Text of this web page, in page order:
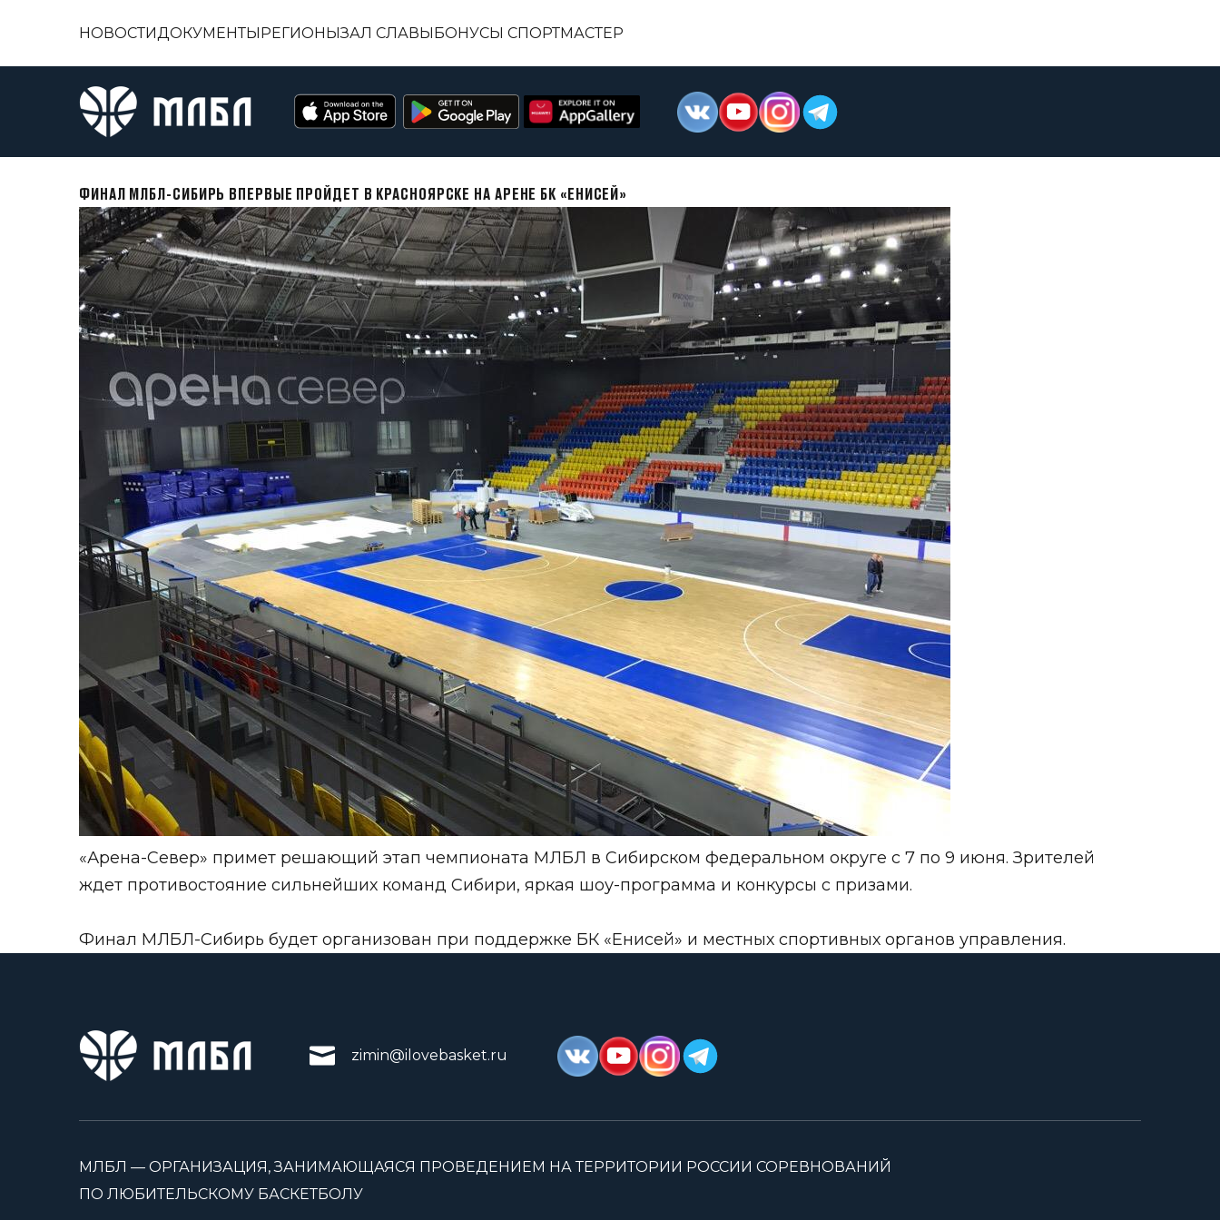
НОВОСТИДОКУМЕНТЫРЕГИОНЫЗАЛ СЛАВЫБОНУСЫ СПОРТМАСТЕР
ФИНАЛ МЛБЛ-СИБИРЬ ВПЕРВЫЕ ПРОЙДЕТ В КРАСНОЯРСКЕ НА АРЕНЕ БК «ЕНИСЕЙ»
«Арена-Север» примет решающий этап чемпионата МЛБЛ в Сибирском федеральном округе с 7 по 9 июня. Зрителей
ждет противостояние сильнейших команд Сибири, яркая шоу-программа и конкурсы с призами.
Финал МЛБЛ-Сибирь будет организован при поддержке БК «Енисей» и местных спортивных органов управления.
zimin@ilovebasket.ru
МЛБЛ — ОРГАНИЗАЦИЯ, ЗАНИМАЮЩАЯСЯ ПРОВЕДЕНИЕМ НА ТЕРРИТОРИИ РОССИИ СОРЕВНОВАНИЙ
ПО ЛЮБИТЕЛЬСКОМУ БАСКЕТБОЛУ